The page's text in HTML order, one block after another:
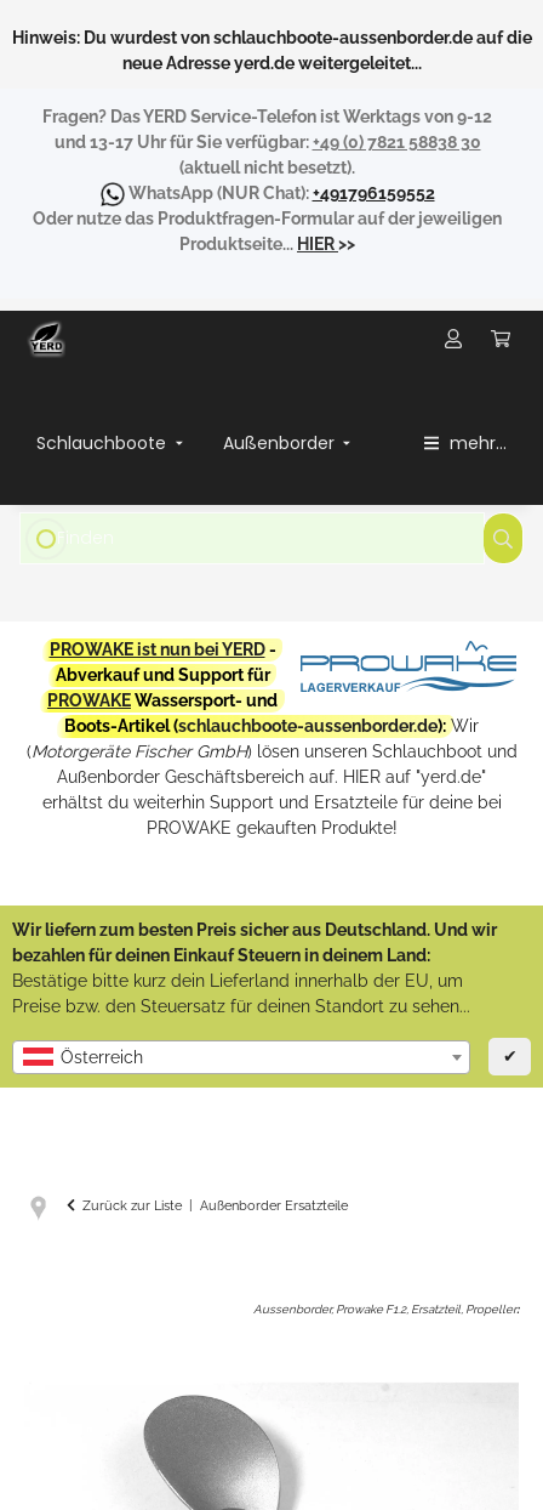
Hinweis: Du wurdest von schlauchboote-aussenborder.de auf die
neue Adresse yerd.de weitergeleitet...
Fragen? Das YERD Service-Telefon ist Werktags von 9-12
und 13-17 Uhr für Sie verfügbar:+49 (0) 7821 58838 30
(aktuell nicht besetzt).
WhatsApp(NUR Chat):+491796159552
Oder nutze das Produktfragen-Formular auf der jeweiligen
Produktseite... HIER>>
Schlauchboote Außenborder mehr...
PROWAKE ist nun bei YERD-
Abverkauf und Support für
PROWAKEWassersport- und
Boots-Artikel (schlauchboote-aussenborder.de): Wir
(Motorgeräte Fischer GmbH) lösen unseren Schlauchboot und
Außenborder Geschäftsbereich auf. HIER auf "yerd.de"
erhältst du weiterhin Support und Ersatzteile für deine bei
PROWAKE gekauften Produkte!
Wir liefern zum besten Preis sicher aus Deutschland. Und wir
bezahlen für deinen Einkauf Steuern in deinem Land:
Bestätige bitte kurz dein Lieferland innerhalb der EU, um
Preise bzw. den Steuersatz für deinen Standort zu sehen...
Österreich ✔
Zurück zur Liste Außenborder Ersatzteile
Aussenborder, Prowake F1.2, Ersatzteil, Propeller: